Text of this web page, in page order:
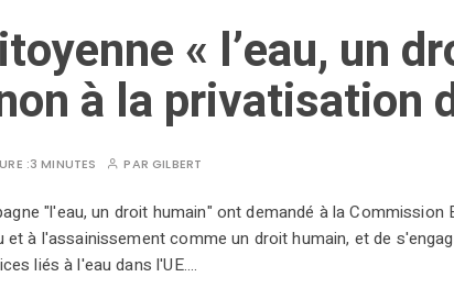
« l’eau, un
à la privatisation
:3 MINUTES PARGILBERT
"l'eau, un droit humain" ont demandé à la Commission
et à l'assainissement comme un droit humain, et de
liés à l'eau dans l'UE.…